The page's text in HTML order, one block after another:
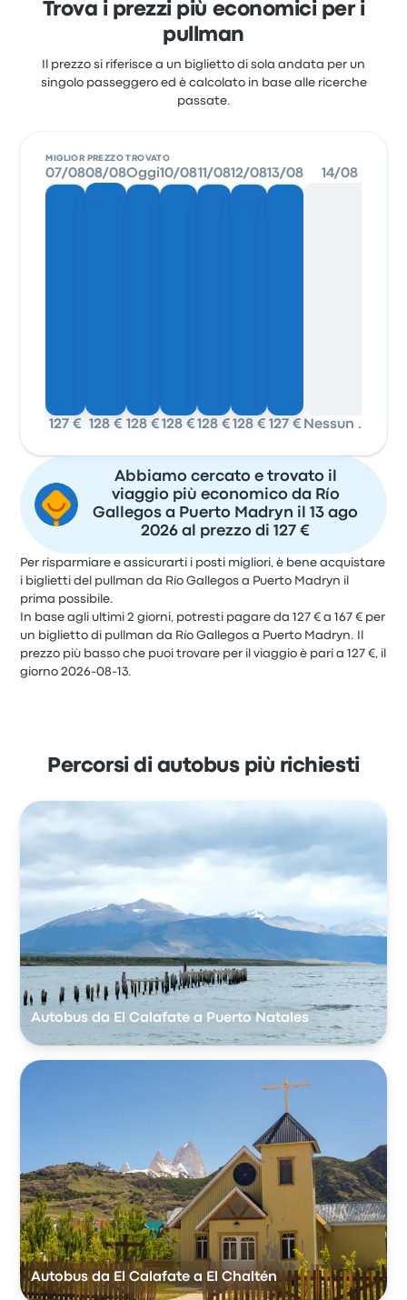
Trova i prezzi più economici per i
pullman
Il prezzo si riferisce a un biglietto di sola andata per un
singolo passeggero ed è calcolato in base alle ricerche
passate.
MIGLIOR PREZZO TROVATO
07/08
127 €
08/08
128 €
Oggi
128 €
10/08
128 €
11/08
128 €
12/08
128 €
13/08
127 €
14/08
Nessun dato
Abbiamo cercato e trovato il
viaggio più economico da Río
Gallegos a Puerto Madryn il 13 ago
2026 al prezzo di 127 €
Per risparmiare e assicurarti i posti migliori, è bene acquistare
i biglietti del pullman da Río Gallegos a Puerto Madryn il
prima possibile.
In base agli ultimi 2 giorni, potresti pagare da 127 € a 167 € per
un biglietto di pullman da Río Gallegos a Puerto Madryn. Il
prezzo più basso che puoi trovare per il viaggio è pari a 127 €, il
giorno 2026-08-13.
Percorsi di autobus più richiesti
Autobus da El Calafate a Puerto Natales
Autobus da El Calafate a El Chaltén